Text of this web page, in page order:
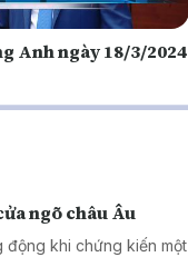
Anh ngày 18/3/2024
ngõ châu Âu
động khi chứng kiến một